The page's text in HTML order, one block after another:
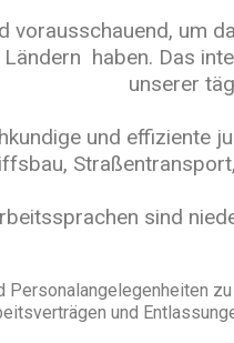
vorausschauend, um
haben. Das
unserer
und effiziente
sind
und